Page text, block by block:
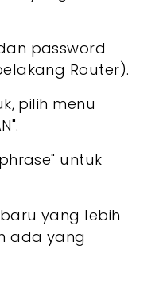
password
Router).
pilih menu
untuk
yang lebih
ada yang